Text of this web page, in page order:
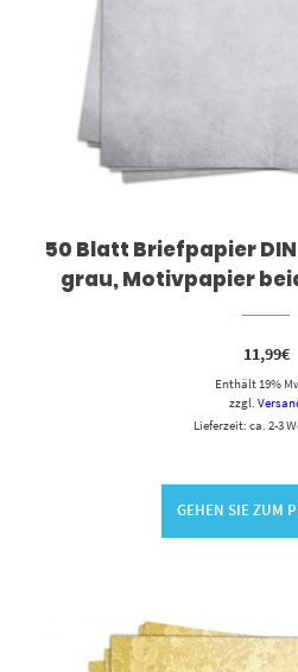
50 Blatt Briefpapier
grau, Motivpapier
11,99€
Enthält 19%
zzgl.
Lieferzeit: ca. 2-3
GEHEN SIE ZUM